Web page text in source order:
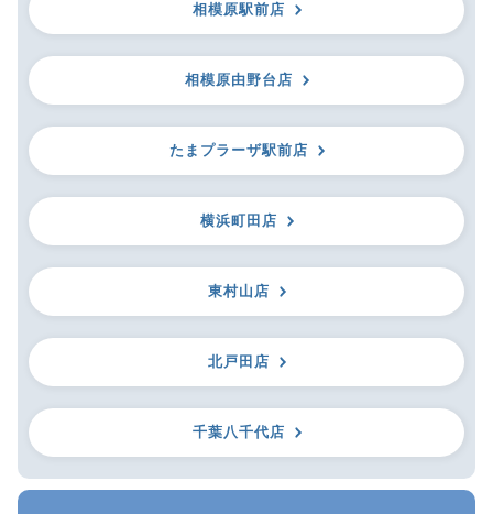
相模原駅前店
相模原由野台店
たまプラーザ駅前店
横浜町田店
東村山店
北戸田店
千葉八千代店